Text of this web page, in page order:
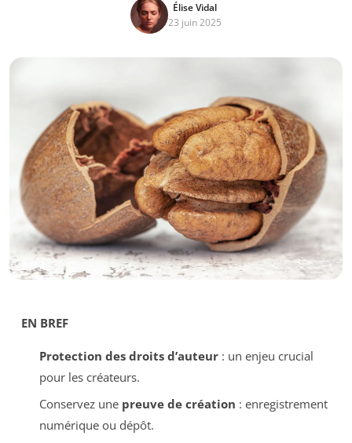
Élise Vidal
23 juin 2025
EN BREF
Protection des droits d’auteur: un enjeu crucial
pour les créateurs.
Conservez une preuve de création : enregistrement
numérique ou dépôt.